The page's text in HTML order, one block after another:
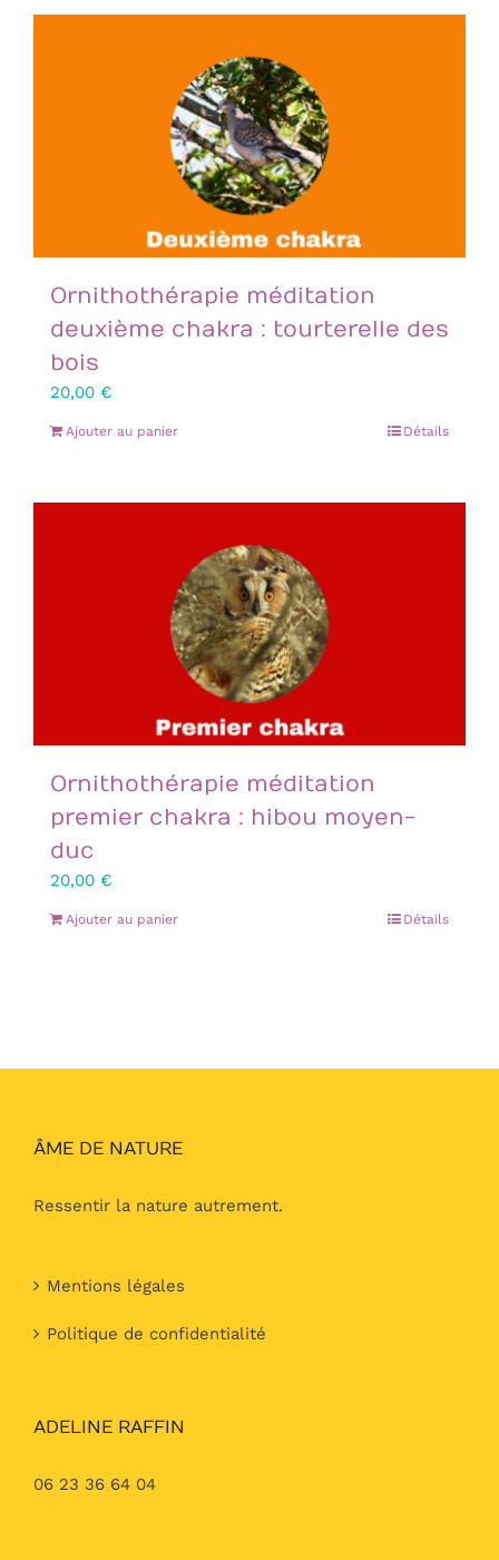
Ornithothérapie méditation
deuxième chakra : tourterelle des
bois
20,00 €
Ajouter au panier Détails
Ornithothérapie méditation
premier chakra : hibou moyen-
duc
20,00 €
Ajouter au panier Détails
ÂME DE NATURE
Ressentir la nature autrement.
Mentions légales
Politique de confidentialité
ADELINE RAFFIN
06 23 36 64 04